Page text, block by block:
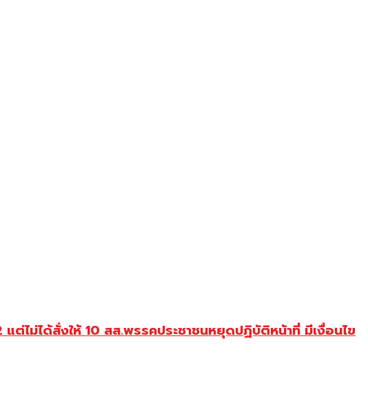
ต่ไม่ได้สั่งให้ 10 สส.พรรคประชาชนหยุดปฏิบัติหน้าที่ มีเงื่อนไข